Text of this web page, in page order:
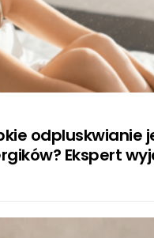
odpluskwianie
Ekspert